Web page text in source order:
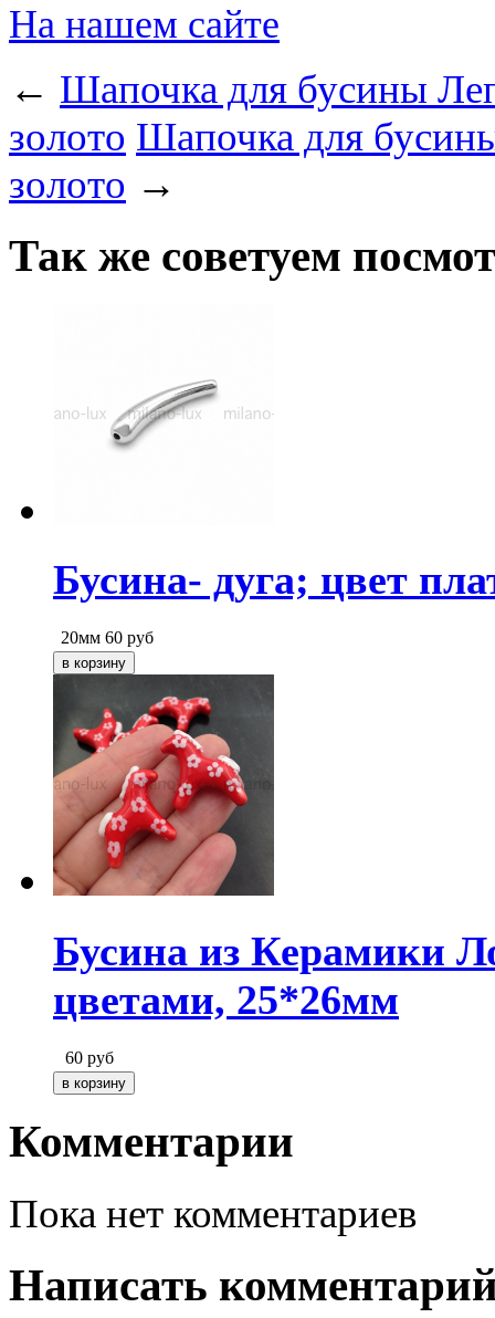
На нашем сайте
← Шапочка для бусины
золото Шапочка для
золото →
Так же советуем
Бусина- дуга; цвет
20мм 60 руб
Бусина из Керамики
цветами, 25*26мм
60 руб
Комментарии
Пока нет комментариев
Написать